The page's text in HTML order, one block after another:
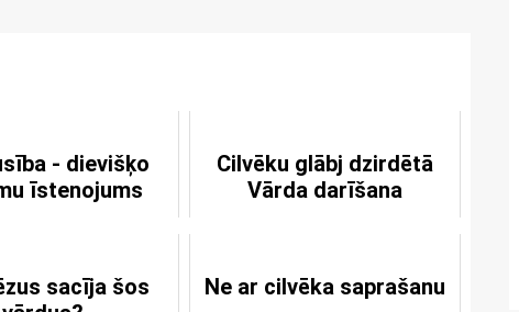
- dievišķo
īstenojums
Cilvēku glābj dzirdētā
Vārda darīšana
sacīja šos
Ne ar cilvēka saprašanu